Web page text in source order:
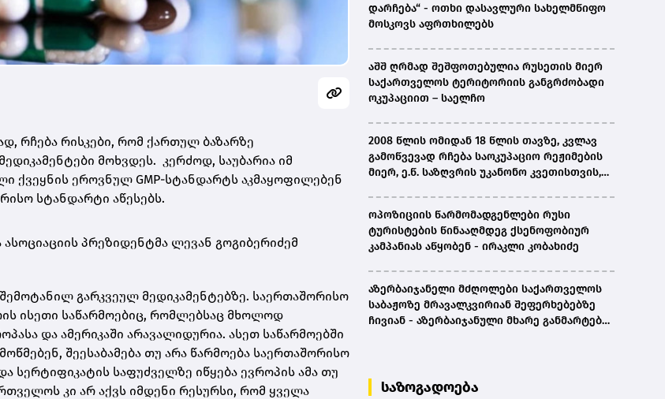
რჩება რისკები, რომ ქართულ ბაზარზე
მოხვდეს. კერძოდ, საუბარია იმ
ქვეყნის ეროვნულ GMP-სტანდარტს აკმაყოფილებენ
სტანდარტი აწესებს.
პრეზიდენტმა ლევან გოგიბერიძემ
გარკვეულ მედიკამენტებზე. საერთაშორისო
ისეთი საწარმოებიც, რომლებსაც მხოლოდ
და ამერიკაში არავალიდურია. ასეთ საწარმოებში
შეესაბამება თუ არა წარმოება საერთაშორისო
სერტიფიკატის საფუძველზე იწყება ევროპის ამა თუ
კი არ აქვს იმდენი რესურსი, რომ ყველა
დარჩება“ - ოთხი დასავლური სახელმწიფო
მოსკოვს აფრთხილებს
აშშ ღრმად შეშფოთებულია რუსეთის მიერ
საქართველოს ტერიტორიის განგრძობადი
ოკუპაციით – საელჩო
2008 წლის ომიდან 18 წლის თავზე, კვლავ
გამოწვევად რჩება საოკუპაციო რეჟიმების
მიერ, ე.წ. საზღვრის უკანონო კვეთისთვის,
ენაზე განათლების ხელმისაწვდომობა-
სახალხო დამცველი
ოპოზიციის წარმომადგენლები რუსი
ტურისტების წინააღმდეგ ქსენოფობიურ
კამპანიას აწყობენ - ირაკლი კობახიძე
აზერბაიჯანელი მძღოლები საქართველოს
საბაჟოზე მრავალკვირიან შეფერხებებზე
ჩივიან - აზერბაიჯანული მხარე განმარტებას
საზოგადოება